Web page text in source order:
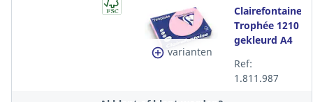
varianten
Clairefontaine
Trophée 1210
gekleurd A4
roze, per 250
vel
Ref:
1.811.987